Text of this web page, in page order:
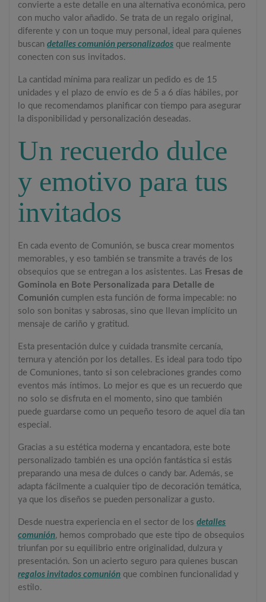
convierte a este detalle en una alternativa económica, pero
con mucho valor añadido. Se trata de un regalo original,
diferente y con un toque muy personal, ideal para quienes
buscandetalles comunión personalizados que realmente
conecten con sus invitados.
La cantidad mínima para realizar un pedido es de 15
unidades y el plazo de envío es de 5 a 6 días hábiles, por
lo que recomendamos planificar con tiempo para asegurar
la disponibilidad y personalización deseadas.
Un recuerdo dulce
y emotivo para tus
invitados
En cada evento de Comunión, se busca crear momentos
memorables, y eso también se transmite a través de los
obsequios que se entregan a los asistentes. Las Fresas de
Gominola en Bote Personalizada para Detalle de
Comunión cumplen esta función de forma impecable: no
solo son bonitas y sabrosas, sino que llevan implícito un
mensaje de cariño y gratitud.
Esta presentación dulce y cuidada transmite cercanía,
ternura y atención por los detalles. Es ideal para todo tipo
de Comuniones, tanto si son celebraciones grandes como
eventos más íntimos. Lo mejor es que es un recuerdo que
no solo se disfruta en el momento, sino que también
puede guardarse como un pequeño tesoro de aquel día tan
especial.
Gracias a su estética moderna y encantadora, este bote
personalizado también es una opción fantástica si estás
preparando una mesa de dulces o candy bar. Además, se
adapta fácilmente a cualquier tipo de decoración temática,
ya que los diseños se pueden personalizar a gusto.
Desde nuestra experiencia en el sector de losdetalles
comunión, hemos comprobado que este tipo de obsequios
triunfan por su equilibrio entre originalidad, dulzura y
presentación. Son un acierto seguro para quienes buscan
regalos invitados comunión que combinen funcionalidad y
estilo.